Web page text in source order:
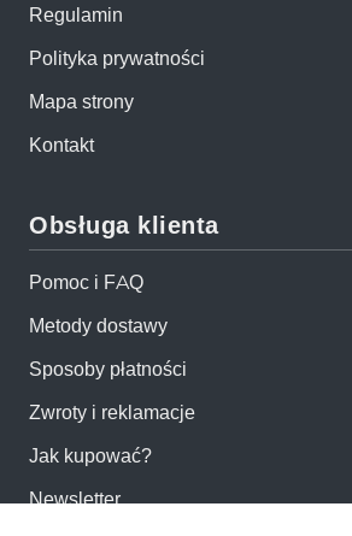
Regulamin
Polityka prywatności
Mapa strony
Kontakt
Obsługa klienta
Pomoc i FAQ
Metody dostawy
Sposoby płatności
Zwroty i reklamacje
Jak kupować?
Newsletter